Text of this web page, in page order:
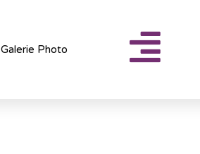
Galerie Photo